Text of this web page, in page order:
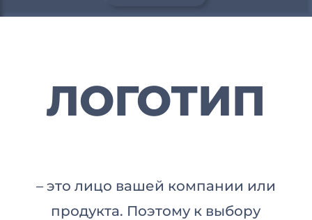
ЛОГОТИП
– это лицо вашей компании или
продукта. Поэтому к выбору